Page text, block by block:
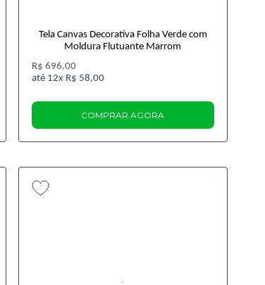
Tela Canvas Decorativa Folha Verde com
Moldura Flutuante Marrom
R$ 696,00
12x R$ 58,00
COMPRAR AGORA